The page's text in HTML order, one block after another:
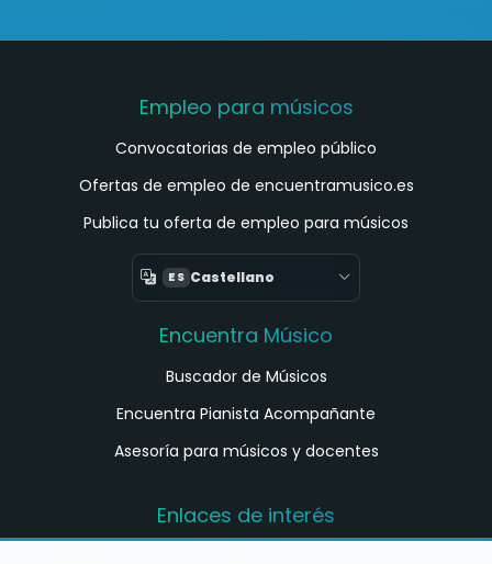
Empleo para músicos
Convocatorias de empleo público
Ofertas de empleo de encuentramusico.es
Publica tu oferta de empleo para músicos
ES Castellano
Encuentra Músico
Buscador de Músicos
Encuentra Pianista Acompañante
Asesoría para músicos y docentes
Enlaces de interés